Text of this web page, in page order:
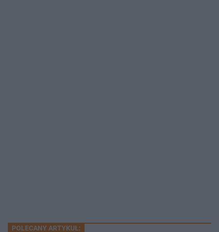
POLECANY ARTYKUŁ: